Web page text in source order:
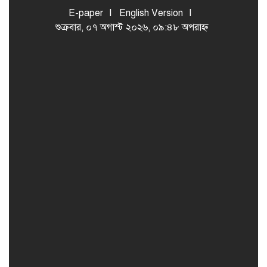
E-paper
English Version
শুক্রবার, ০৭ অগাস্ট ২০২৬, ০৯:৪৮ অপরাহ্ন